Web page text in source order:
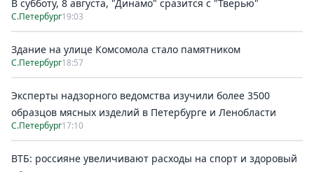
В субботу, 8 августа, "Динамо" сразится с "Тверью"
С.Петербург19:03
Здание на улице Комсомола стало памятником
С.Петербург18:57
Эксперты надзорного ведомства изучили более 3500
образцов мясных изделий в Петербурге и Ленобласти
С.Петербург17:10
ВТБ: россияне увеличивают расходы на спорт и здоровый